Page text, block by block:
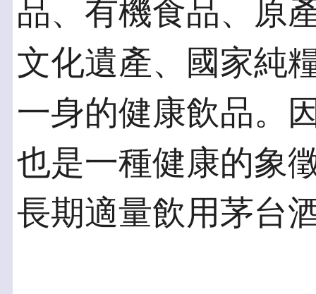
品、有機食品、原
文化遺產、國家純
一身的健康飲品。
也是一種健康的象
長期適量飲用茅台